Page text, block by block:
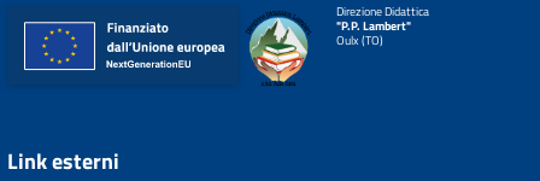
Direzione Didattica
"P.P. Lambert"
Oulx (TO)
Link esterni